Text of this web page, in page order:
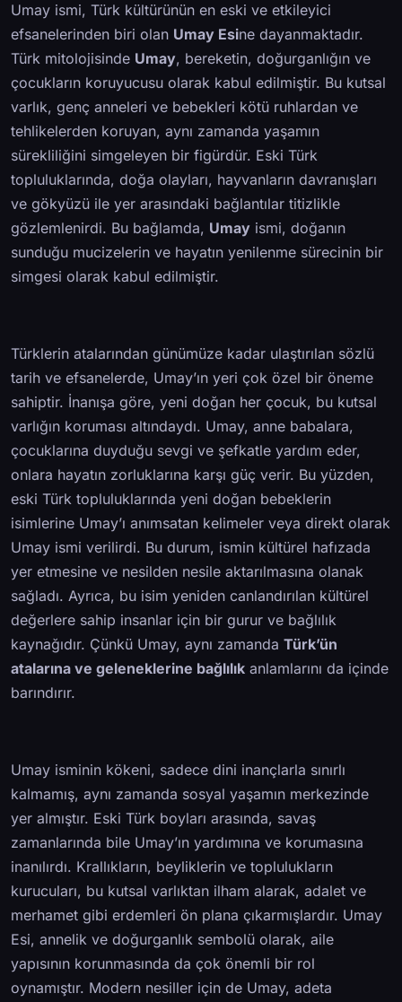
Umay ismi, Türk kültürünün en eski ve etkileyici
efsanelerinden biri olan Umay Esine dayanmaktadır.
Türk mitolojisinde Umay, bereketin, doğurganlığın ve
çocukların koruyucusu olarak kabul edilmiştir. Bu kutsal
varlık, genç anneleri ve bebekleri kötü ruhlardan ve
tehlikelerden koruyan, aynı zamanda yaşamın
sürekliliğini simgeleyen bir figürdür. Eski Türk
topluluklarında, doğa olayları, hayvanların davranışları
ve gökyüzü ile yer arasındaki bağlantılar titizlikle
gözlemlenirdi. Bu bağlamda, Umay ismi, doğanın
sunduğu mucizelerin ve hayatın yenilenme sürecinin bir
simgesi olarak kabul edilmiştir.
Türklerin atalarından günümüze kadar ulaştırılan sözlü
tarih ve efsanelerde, Umay’ın yeri çok özel bir öneme
sahiptir. İnanışa göre, yeni doğan her çocuk, bu kutsal
varlığın koruması altındaydı. Umay, anne babalara,
çocuklarına duyduğu sevgi ve şefkatle yardım eder,
onlara hayatın zorluklarına karşı güç verir. Bu yüzden,
eski Türk topluluklarında yeni doğan bebeklerin
isimlerine Umay’ı anımsatan kelimeler veya direkt olarak
Umay ismi verilirdi. Bu durum, ismin kültürel hafızada
yer etmesine ve nesilden nesile aktarılmasına olanak
sağladı. Ayrıca, bu isim yeniden canlandırılan kültürel
değerlere sahip insanlar için bir gurur ve bağlılık
kaynağıdır. Çünkü Umay, aynı zamanda Türk’ün
atalarına ve geleneklerine bağlılık anlamlarını da içinde
barındırır.
Umay isminin kökeni, sadece dini inançlarla sınırlı
kalmamış, aynı zamanda sosyal yaşamın merkezinde
yer almıştır. Eski Türk boyları arasında, savaş
zamanlarında bile Umay’ın yardımına ve korumasına
inanılırdı. Krallıkların, beyliklerin ve toplulukların
kurucuları, bu kutsal varlıktan ilham alarak, adalet ve
merhamet gibi erdemleri ön plana çıkarmışlardır. Umay
Esi, annelik ve doğurganlık sembolü olarak, aile
yapısının korunmasında da çok önemli bir rol
oynamıştır. Modern nesiller için de Umay, adeta